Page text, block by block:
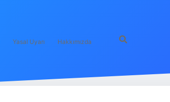
Yasal Uyarı Hakkımızda